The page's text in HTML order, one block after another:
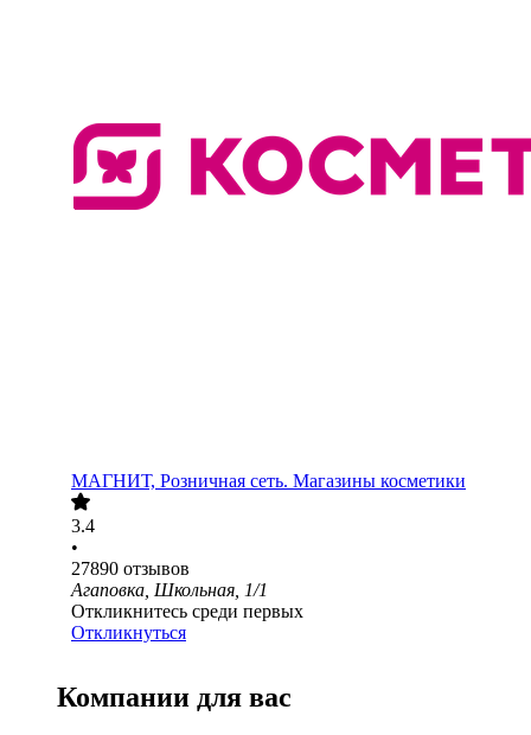
МАГНИТ, Розничная сеть. Магазины косметики
3.4
•
27890 отзывов
Агаповка, Школьная, 1/1
Откликнитесь среди первых
Откликнуться
Компании для вас